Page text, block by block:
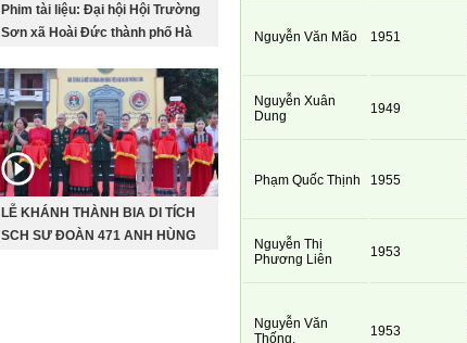
Phim tài liệu: Đại hội Hội Trường
Sơn xã Hoài Đức thành phố Hà
2031
LỄ KHÁNH THÀNH BIA DI TÍCH
SCH SƯ ĐOÀN 471 ANH HÙNG
Nguyễn Văn Mão 1951
Nguyễn Xuân
Dung
1949
Phạm Quốc Thịnh 1955
Nguyễn Thị
Phương Liên
1953
Nguyễn Văn
Thống.
1953